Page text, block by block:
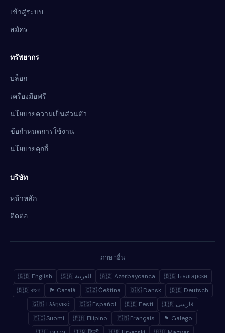
เข้าสู่ระบบ
สมัคร
ทรัพยากร
บล็อก
เครื่องมือฟรี
นโยบายความเป็นส่วนตัว
ข้อกำหนดการใช้งาน
นโยบายคุกกี้
บริษัท
หน้าหลัก
ติดต่อ
ภาษาอื่น
🇬🇧 English 🇸🇦 العربية 🇦🇿 Azərbaycanca
🇧🇬 Български
🇧🇩 বাংলা
🏴 Català 🇨🇿 Čeština 🇩🇰 Dansk
🇩🇪 Deutsch
🇬🇷 Ελληνικά
🇪🇸 Español 🇪🇪 Eesti
🇮🇷 فارسی
🇫🇮 Suomi
🇵🇭 Filipino 🇫🇷 Français
🏴 Galego